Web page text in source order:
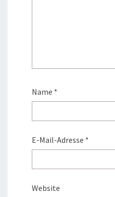
Name *
E-Mail-Adresse *
Website